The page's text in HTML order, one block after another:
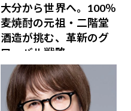
大分から世界へ。100％
麦焼酎の元祖・二階堂
酒造が挑む、革新のグ
ローバル戦略